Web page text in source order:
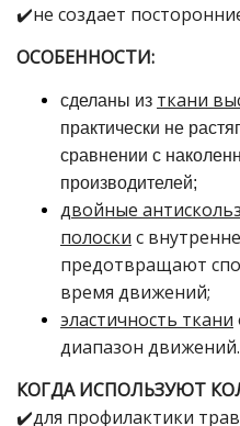
✔️не создает
ОСОБЕННОСТИ:
сделаны из ткани
практически не
сравнении с
производителей;
двойные
полоски с
предотвращают
время движений;
эластичность ткани
диапазон движений.
КОГДА ИСПОЛЬЗУЮТ
✔️для профилактики